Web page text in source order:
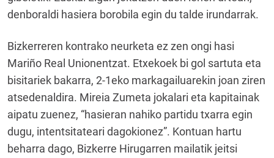
denboraldi hasiera borobila egin du talde irundarrak.
Bizkerreren kontrako neurketa ez zen ongi hasi
Mariño Real Unionentzat. Etxekoek bi gol sartuta eta
bisitariek bakarra, 2-1eko markagailuarekin joan ziren
atsedenaldira. Mireia Zumeta jokalari eta kapitainak
aipatu zuenez, “hasieran nahiko partidu txarra egin
dugu, intentsitateari dagokionez”. Kontuan hartu
beharra dago, Bizkerre Hirugarren mailatik jeitsi